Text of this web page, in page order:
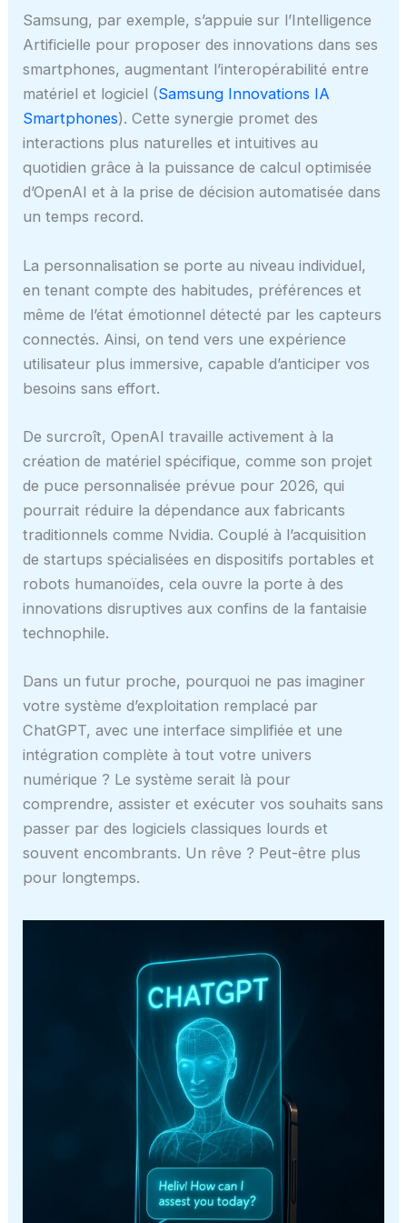
Samsung, par exemple, s’appuie sur l’Intelligence
Artificielle pour proposer des innovations dans ses
smartphones, augmentant l’interopérabilité entre
matériel et logiciel (Samsung Innovations IA
Smartphones). Cette synergie promet des
interactions plus naturelles et intuitives au
quotidien grâce à la puissance de calcul optimisée
d’OpenAI et à la prise de décision automatisée dans
un temps record.
La personnalisation se porte au niveau individuel,
en tenant compte des habitudes, préférences et
même de l’état émotionnel détecté par les capteurs
connectés. Ainsi, on tend vers une expérience
utilisateur plus immersive, capable d’anticiper vos
besoins sans effort.
De surcroît, OpenAI travaille activement à la
création de matériel spécifique, comme son projet
de puce personnalisée prévue pour 2026, qui
pourrait réduire la dépendance aux fabricants
traditionnels comme Nvidia. Couplé à l’acquisition
de startups spécialisées en dispositifs portables et
robots humanoïdes, cela ouvre la porte à des
innovations disruptives aux confins de la fantaisie
technophile.
Dans un futur proche, pourquoi ne pas imaginer
votre système d’exploitation remplacé par
ChatGPT, avec une interface simplifiée et une
intégration complète à tout votre univers
numérique ? Le système serait là pour
comprendre, assister et exécuter vos souhaits sans
passer par des logiciels classiques lourds et
souvent encombrants. Un rêve ? Peut-être plus
pour longtemps.